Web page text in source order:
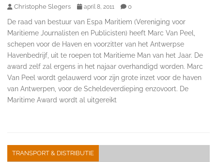
Christophe Slegers april 8, 2011 0
De raad van bestuur van Espa Maritiem (Vereniging voor
Maritieme Journalisten en Publicisten) heeft Marc Van Peel,
schepen voor de Haven en voorzitter van het Antwerpse
Havenbedrijf, uit te roepen tot Maritieme Man van het Jaar. De
award zelf zal ergens in het najaar overhandigd worden. Marc
Van Peel wordt gelauwerd voor zijn grote inzet voor de haven
van Antwerpen, voor de Scheldeverdieping enzovoort. De
Maritime Award wordt al uitgereikt
TRANSPORT & DISTRIBUTIE